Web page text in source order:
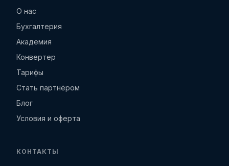
О нас
Бухгалтерия
Академия
Конвертер
Тарифы
Стать партнёром
Блог
Условия и оферта
КОНТАКТЫ